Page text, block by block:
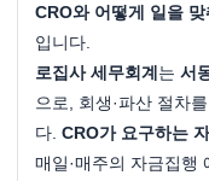
CRO와 어떻게 일을
입니다.
로집사 세무회계는 서
으로, 회생·파산 절차
다. CRO가 요구하는
매일·매주의 자금집행